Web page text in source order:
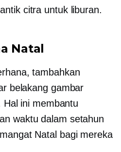
citra untuk liburan.
Natal
tambahkan
belakang gambar
ini membantu
waktu dalam setahun
Natal bagi mereka